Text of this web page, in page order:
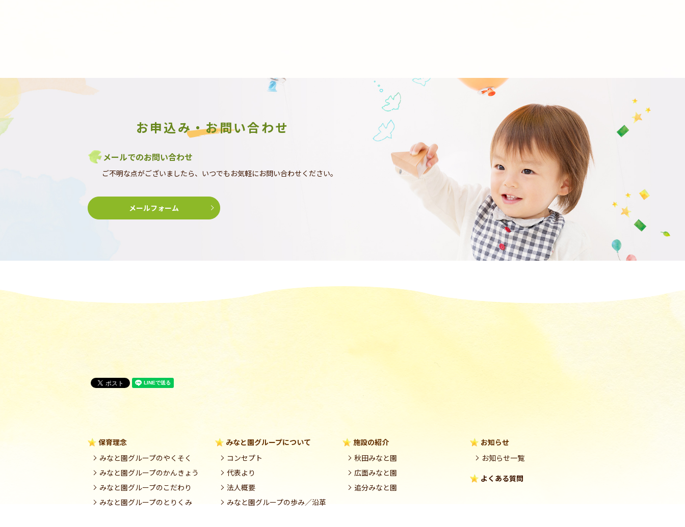
お申込み・お問い合わせ
メールでのお問い合わせ
ご不明な点がございましたら、いつでもお気軽にお問い合わせください。
メールフォーム
保育理念
みなと園グループのやくそく
みなと園グループのかんきょう
みなと園グループのこだわり
みなと園グループのとりくみ
みなと園グループについて
コンセプト
代表より
法人概要
みなと園グループの歩み／沿革
施設の紹介
秋田みなと園
広面みなと園
追分みなと園
お知らせ
お知らせ一覧
よくある質問